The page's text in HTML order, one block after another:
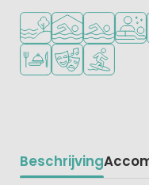
Ligt bij het water
OverdektOpenlucht
Restaurant of pizzeria
Beschrijving